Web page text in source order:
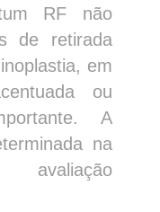
RF não
de retirada
em
ou
A
na